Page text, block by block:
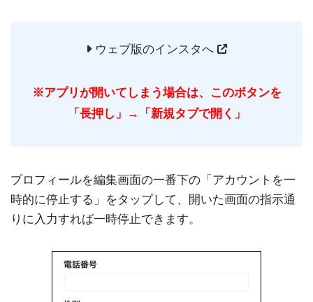
ウェブ版のインスタへ
※アプリが開いてしまう場合は、このボタンを
「長押し」→「新規タブで開く」
プロフィールを編集画面の一番下の「アカウントを一
時的に停止する」をタップして、開いた画面の指示通
りに入力すれば一時停止できます。